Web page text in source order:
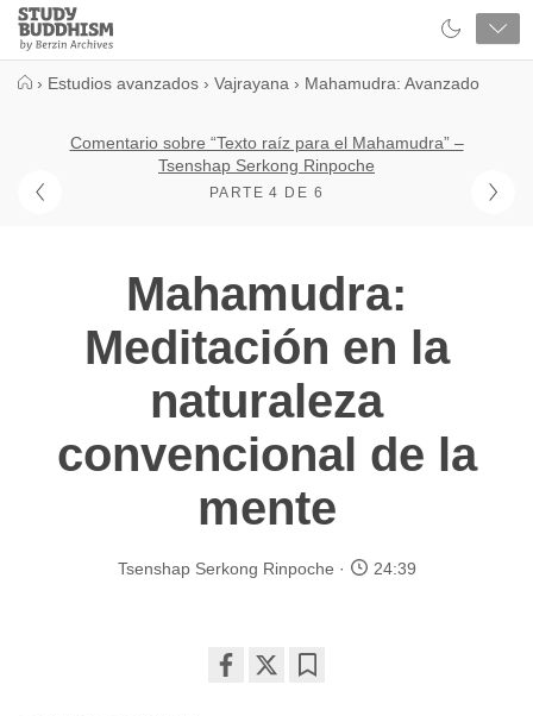
Close
Study
Buddhism
› Estudios avanzados › Vajrayana › Mahamudra: Avanzado
Comentario sobre “Texto raíz para el Mahamudra” –
Tsenshap Serkong Rinpoche
PARTE 4 DE 6
Mahamudra:
Meditación en la
naturaleza
convencional de la
mente
Tsenshap Serkong Rinpoche 24:39